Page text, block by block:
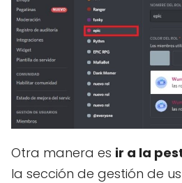
Otra manera es ir a la
la sección de gestión de